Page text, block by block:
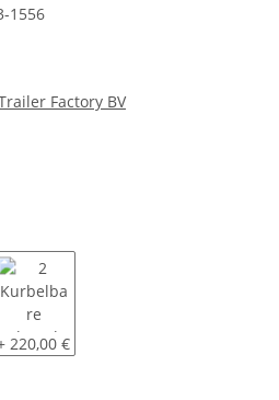
1556
Factory BV
Kurbelbare Schwerlaststützen
220,00 €